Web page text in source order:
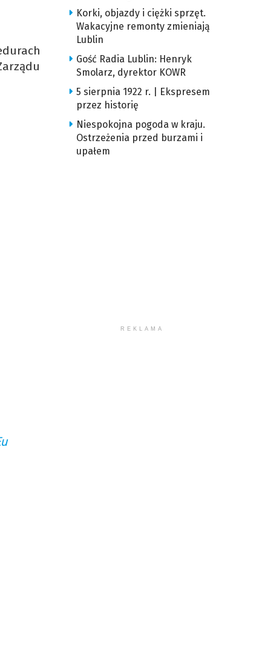
Korki, objazdy i ciężki sprzęt.
Wakacyjne remonty zmieniają
Lublin
Gość Radia Lublin: Henryk
Smolarz, dyrektor KOWR
5 sierpnia 1922 r. | Ekspresem
przez historię
Niespokojna pogoda w kraju.
Ostrzeżenia przed burzami i
upałem
REKLAMA